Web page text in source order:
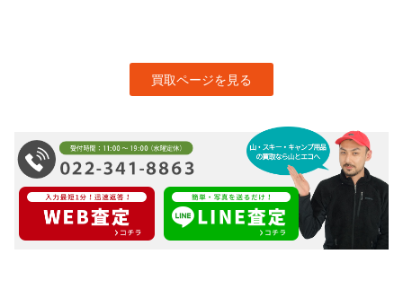
買取ページを見る